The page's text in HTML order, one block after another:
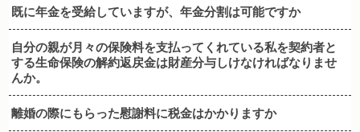
既に年金を受給していますが、年金分割は可能ですか
自分の親が月々の保険料を支払ってくれている私を契約者と
する生命保険の解約返戻金は財産分与しけなければなりませ
んか。
離婚の際にもらった慰謝料に税金はかかりますか